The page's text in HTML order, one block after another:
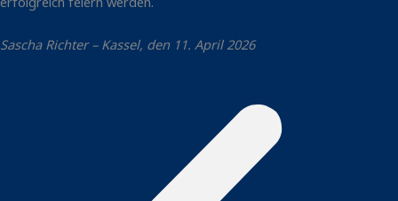
Sascha Richter – Kassel, den 11. April 2026